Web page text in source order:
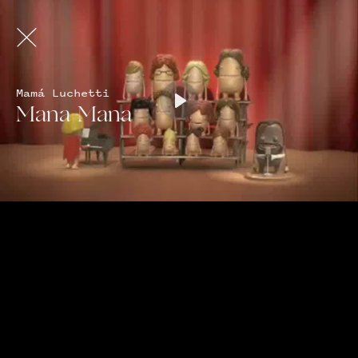
Play
Mamá Luchetti
Mana Mana